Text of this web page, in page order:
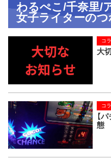
わるぺこ/千奈里/
女子ライターの
大
コ
【
態
コ